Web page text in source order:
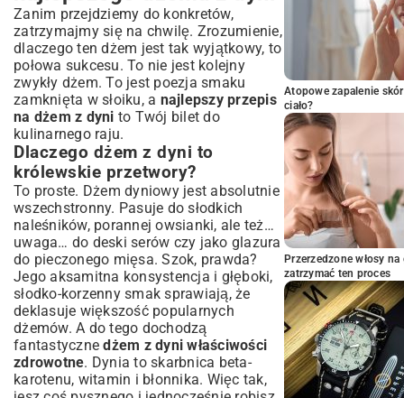
Krótka historia dyni i jej miejsce w kuchni
Wybór idealnej dyni – klucz do
perfekcyjnego smaku
Jakie odmiany dyni najlepiej sprawdzą się
w dżemie?
Na co zwrócić uwagę kupując dynię na
przetwory?
Niezbędne składniki na aromatyczny
dżem dyniowy
Lista podstawowych produktów, które
musisz mieć
Tajemnice dodatków – co wzbogaci smak
dżemu?
Przepis krok po kroku: Jak przygotować
dżem z dyni?
Przygotowanie dyni: obieranie, krojenie,
usuwanie pestek
Proces gotowania – osiągnij idealną
konsystencję dżemu
Pasteryzacja dżemu – zachowaj świeżość
na dłużej
Zanim przejdziemy do konkretów,
zatrzymajmy się na chwilę. Zrozumienie,
dlaczego ten dżem jest tak wyjątkowy, to
połowa sukcesu. To nie jest kolejny
zwykły dżem. To jest poezja smaku
zamknięta w słoiku, a najlepszy przepis
na dżem z dyni to Twój bilet do
kulinarnego raju.
Dlaczego dżem z dyni to
królewskie przetwory?
To proste. Dżem dyniowy jest absolutnie
wszechstronny. Pasuje do słodkich
naleśników, porannej owsianki, ale też…
uwaga… do deski serów czy jako glazura
do pieczonego mięsa. Szok, prawda?
Jego aksamitna konsystencja i głęboki,
słodko-korzenny smak sprawiają, że
deklasuje większość popularnych
dżemów. A do tego dochodzą
fantastycznedżem z dyni właściwości
zdrowotne. Dynia to skarbnica beta-
karotenu, witamin i błonnika. Więc tak,
Atopowe zapalenie
ciało?
Przerzedzone włosy
zatrzymać ten proces